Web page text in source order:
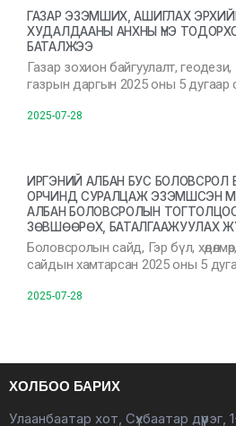
ГАЗАР ЭЗЭМШИХ, АШИГЛАХ
ХУДАЛДААНЫ АНХНЫ ҮНЭ
БАТАЛЖЭЭ
Газар зохион байгуулалт, геодези,
газрын даргын 2025 оны 5 дугаар
2025-07-28
ИРГЭНИЙ АЛБАН БУС
ОРЧИНД СУРАЛЦАЖ ЭЗЭМШСЭН
АЛБАН БОЛОВСРОЛЫН
ЗӨВШӨӨРӨХ, БАТАЛГААЖУУЛАХ
Боловсролын сайд, Гэр бүл,
сайдын хамтарсан 2025 оны 5
2025-07-28
ХОЛБОО БАРИХ
Улаанбаатар хот, Сүхбаатар дүүрэг,